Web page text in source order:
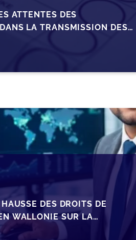
ATTENTES DES
LA TRANSMISSION DES
DES DROITS DE
WALLONIE SUR LA
FAMILIALE DES PME